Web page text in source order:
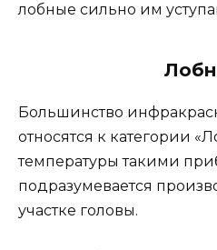
лобные сильно им
Большинство
относятся к категории
температуры такими
подразумевается
участке головы.